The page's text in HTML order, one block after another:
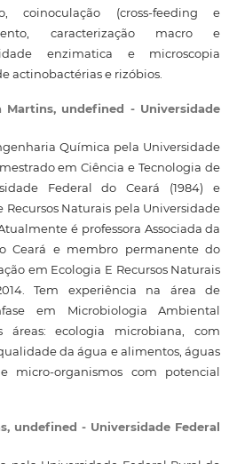
coinoculação (cross-feeding e
caracterização macro e
enzimatica e microscopia
actinobactérias e rizóbios.
Martins, undefined - Universidade
Química pela Universidade
em Ciência e Tecnologia de
Federal do Ceará (1984) e
Naturais pela Universidade
é professora Associada da
Ceará e membro permanente do
em Ecologia E Recursos Naturais
Tem experiência na área de
em Microbiologia Ambiental
áreas: ecologia microbiana, com
da água e alimentos, águas
micro-organismos com potencial
undefined - Universidade Federal